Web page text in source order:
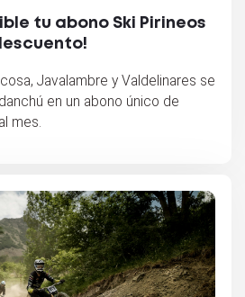
tu abono Ski Pirineos
Javalambre y Valdelinares se
en un abono único de
mes.